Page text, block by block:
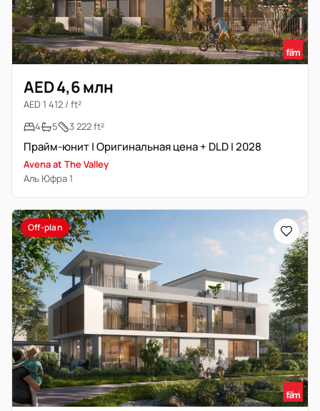
AED 4,6 млн
AED 1 412 / ft²
4
5 3 222 ft²
Прайм-юнит | Оригинальная цена + DLD | 2028
Avena at The Valley
Аль Юфра 1
Off-plan